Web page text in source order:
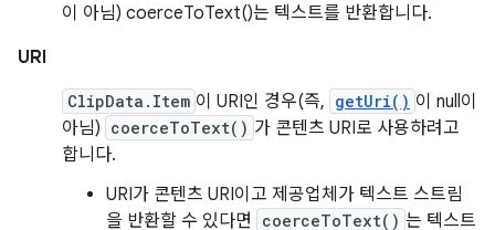
이 아님) coerceToText()는 텍스트를 반환합니다.
URI
ClipData.Item 이 URI인 경우(즉, getUri() 이 null이
아님) coerceToText() 가 콘텐츠 URI로 사용하려고
합니다.
URI가 콘텐츠 URI이고 제공업체가 텍스트 스트림
을 반환할 수 있다면
coerceToText() 는 텍스트